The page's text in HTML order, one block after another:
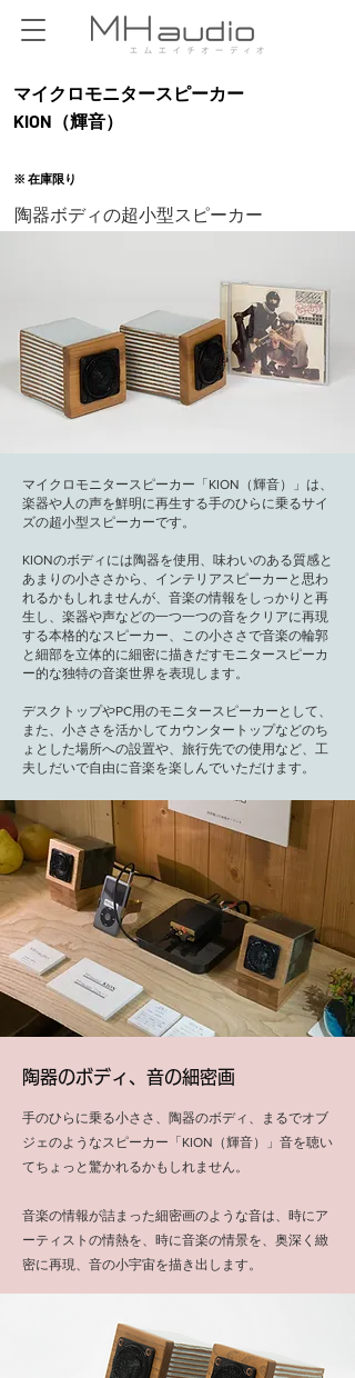
マイクロモニタースピーカー
KION（輝音）
​※ 在庫限り
陶器ボディの超小型スピーカー
マイクロモニタースピーカー「KION（輝音）」は、
楽器や人の声を鮮明に再生する手のひらに乗るサイ
ズの超小型スピーカーです。
KIONのボディには陶器を使用、味わいのある質感と
あまりの小ささから、インテリアスピーカーと思わ
れるかもしれませんが、音楽の情報をしっかりと再
生し、楽器や声などの一つ一つの音をクリアに再現
する本格的なスピーカー、この小ささで音楽の輪郭
と細部を立体的に細密に描きだすモニタースピーカ
ー的な独特の音楽世界を表現します。
デスクトップやPC用のモニタースピーカーとして、
また、小ささを活かしてカウンタートップなどのち
ょとした場所への設置や、旅行先での使用など、工
夫しだいで自由に音楽を楽しんでいただけます。
陶器のボディ、音の細密画
手のひらに乗る小ささ、陶器のボディ、まるでオブ
ジェのようなスピーカー「KION（輝音）」音を聴い
てちょっと驚かれるかもしれません。
音楽の情報が詰まった細密画のような音は、時にア
ーティストの情熱を、時に音楽の情景を、奥深く緻
密に再現、音の小宇宙を描き出します。